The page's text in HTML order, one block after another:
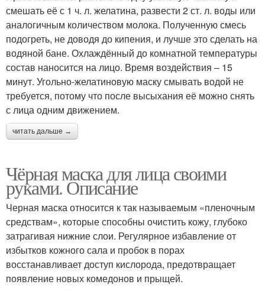
смешать её с 1 ч. л. желатина, развести 2 ст. л. воды или
аналогичным количеством молока. Полученную смесь
подогреть, не доводя до кипения, и лучше это сделать на
водяной бане. Охлаждённый до комнатной температуры
состав наносится на лицо. Время воздействия – 15
минут. Угольно-желатиновую маску смывать водой не
требуется, потому что после высыхания её можно снять
с лица одним движением.
читать дальше →
Чёрная маска для лица своими
руками. Описание
Черная маска относится к так называемым «пленочным
средствам», которые способны очистить кожу, глубоко
затрагивая нижние слои. Регулярное избавление от
избытков кожного сала и пробок в порах
восстанавливает доступ кислорода, предотвращает
появление новых комедонов и прыщей.